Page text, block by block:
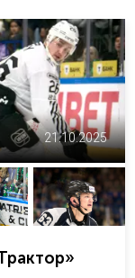
21.10.2025